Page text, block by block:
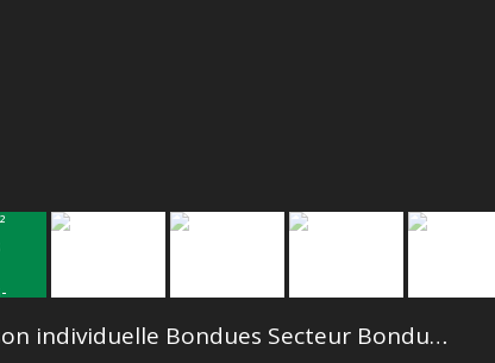
Maison individuelle Bondues Secteur Bondues-Wambr-Roncq